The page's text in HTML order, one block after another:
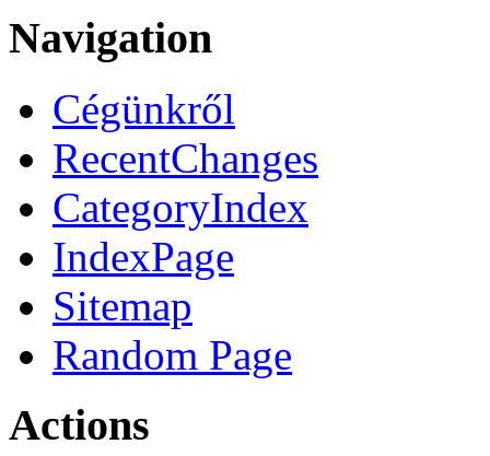
Navigation
Cégünkről
RecentChanges
CategoryIndex
IndexPage
Sitemap
Random Page
Actions